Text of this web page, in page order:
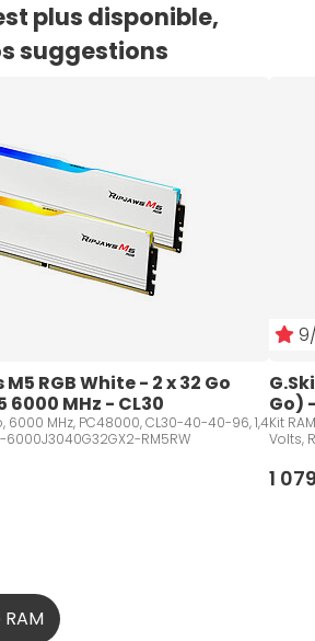
plus disponible,
suggestions
RGB White - 2 x 32 Go
6000 MHz - CL30
6000 MHz, PC48000, CL30-40-40-96, 1,4
6000J3040G32GX2-RM5RW
Go)
Kit
Volts,
1